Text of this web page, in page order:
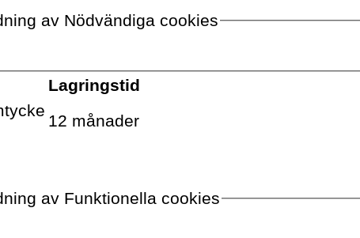
initiativtagarna till #Arkivism och
museets utveckling av
Helene är medredaktör för boken
(2021).
museet och
History Unfolds – samtidskonst möter
museet, och hösten 2021 kommer
av Nödvändiga cookies
Lagringstid
12 månader
av Funktionella cookies